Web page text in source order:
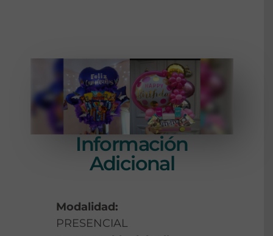
Información
Adicional
Modalidad:
PRESENCIAL